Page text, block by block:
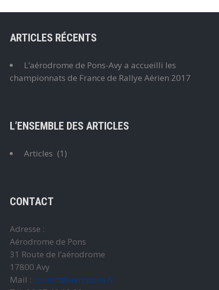
ARTICLES RÉCENTS
L’aérodrome de Pons-Avy a accueilli les
championnats de France de Rallye Aérien 2017
L’ENSEMBLE DES ARTICLES
Articles (1)
CONTACT
Adresse :
Aérodrome de Pons
31 Route de l’aérodrome
17800 Avy
Mail : contact@aeropons.fr